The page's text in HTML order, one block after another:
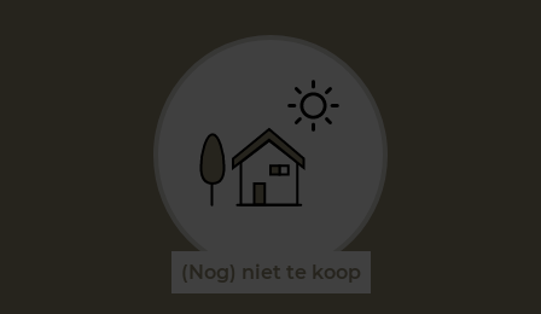
(Nog) niet te koop